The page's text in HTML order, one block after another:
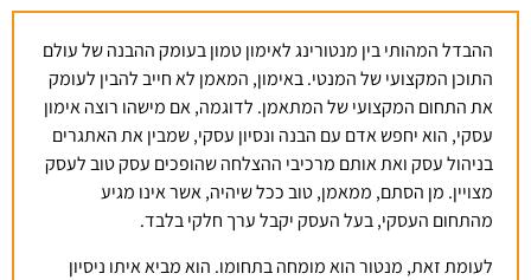
ההבדל המהותי בין מנטורינג לאימון טמון בעומק ההבנה של עולם
התוכן המקצועי של המנטי. באימון, המאמן לא חייב להבין לעומק
את התחום המקצועי של המתאמן. לדוגמה, אם מישהו רוצה אימון
עסקי, הוא יחפש אדם עם הבנה ונסיון עסקי, שמבין את האתגרים
בניהול עסק ואת אותם מרכיבי ההצלחה שהופכים עסק טוב לעסק
מצויין. מן הסתם, ממאמן, טוב ככל שיהיה, אשר אינו מגיע
מהתחום העסקי, בעל העסק יקבל ערך חלקי בלבד.
לעומת זאת, מנטור הוא מומחה בתחומו. הוא מביא איתו ניסיון